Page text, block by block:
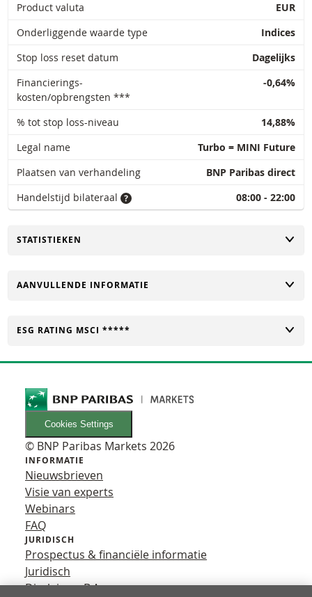
Product valuta
EUR
Onderliggende waarde type
Indices
Stop loss reset datum
Dagelijks
Financierings-
kosten/opbrengsten ***
-0,64%
% tot stop loss-niveau
14,88%
Legal name
Turbo = MINI Future
Plaatsen van verhandeling
BNP Paribas direct
Handelstijd bilateraal
08:00 - 22:00
TOGGLE
STATISTIEKEN
TOGGLE
AANVULLENDE INFORMATIE
TOGGLE
ESG RATING MSCI *****
Cookies Settings
© BNP Paribas Markets 2026
INFORMATIE
Nieuwsbrieven
Visie van experts
Webinars
FAQ
JURIDISCH
Prospectus & financiële informatie
Juridisch
Disclaimer B.A.